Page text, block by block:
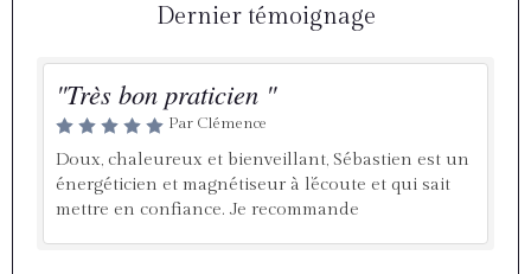
Dernier témoignage
"Très bon praticien "
Par Clémence
Doux, chaleureux et bienveillant, Sébastien est un
énergéticien et magnétiseur à l’écoute et qui sait
mettre en confiance. Je recommande